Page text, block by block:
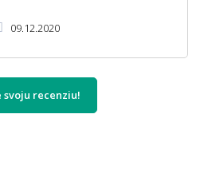
09.12.2020
svoju recenziu!